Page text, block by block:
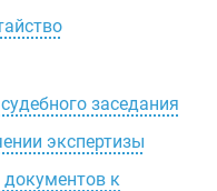
заседания
экспертизы
к